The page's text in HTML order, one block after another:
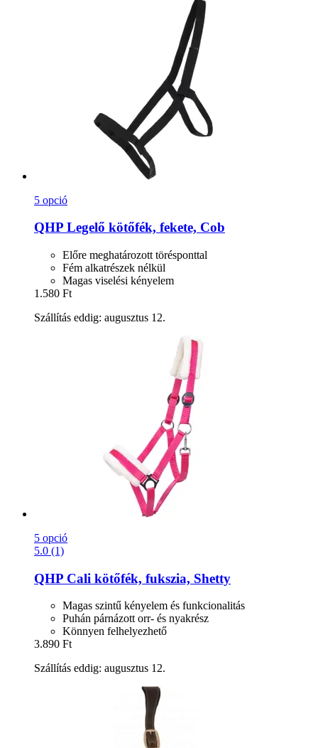
5 opció
QHP Legelő kötőfék, fekete, Cob
Előre meghatározott törésponttal
Fém alkatrészek nélkül
Magas viselési kényelem
1.580 Ft
Szállítás eddig: augusztus 12.
5 opció
5.0 (1)
QHP Cali kötőfék, fukszia, Shetty
Magas szintű kényelem és funkcionalitás
Puhán párnázott orr- és nyakrész
Könnyen felhelyezhető
3.890 Ft
Szállítás eddig: augusztus 12.